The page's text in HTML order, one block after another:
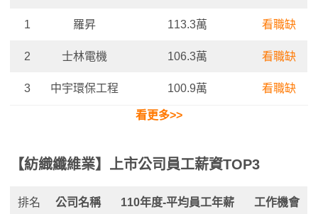
1 羅昇 113.3萬 看職缺
2 士林電機 106.3萬 看職缺
3 中宇環保工程 100.9萬 看職缺
看更多>>
【紡織纖維業】上市公司員工薪資TOP3
排名 公司名稱 110年度-平均員工年薪 工作機會